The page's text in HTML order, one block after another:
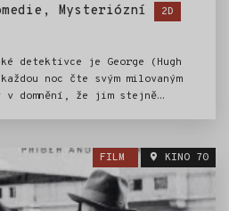
Mysteriózní Štítky:
2D
detektivce je George (Hugh
noc čte svým milovaným
v domnění, že jim stejně
stop a vyšetřování lidských
i ovce mohou být brilantními
FILM KINO 70